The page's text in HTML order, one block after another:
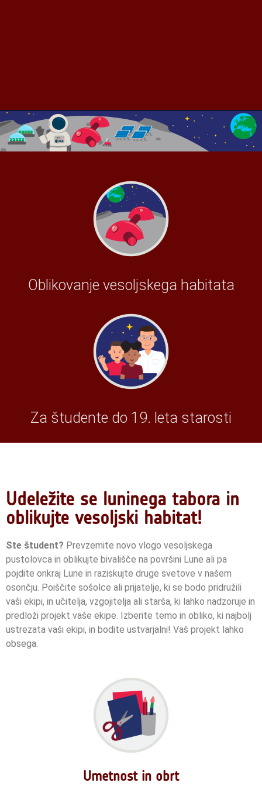
Oblikovanje vesoljskega habitata
Za študente do 19. leta starosti
Udeležite se luninega tabora in
oblikujte vesoljski habitat!
Ste študent? Prevzemite novo vlogo vesoljskega
pustolovca in oblikujte bivališče na površini Lune ali pa
pojdite onkraj Lune in raziskujte druge svetove v našem
osončju. Poiščite sošolce ali prijatelje, ki se bodo pridružili
vaši ekipi, in učitelja, vzgojitelja ali starša, ki lahko nadzoruje in
predloži projekt vaše ekipe. Izberite temo in obliko, ki najbolj
ustrezata vaši ekipi, in bodite ustvarjalni! Vaš projekt lahko
obsega:
Umetnost in obrt